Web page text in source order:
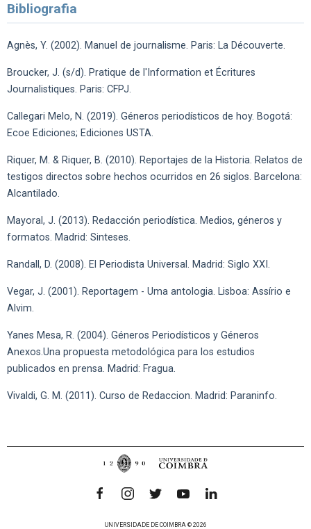
Bibliografia
Agnès, Y. (2002). Manuel de journalisme. Paris: La Découverte.
Broucker, J. (s/d). Pratique de l'Information et Écritures
Journalistiques. Paris: CFPJ.
Callegari Melo, N. (2019). Géneros periodísticos de hoy. Bogotá:
Ecoe Ediciones; Ediciones USTA.
Riquer, M. & Riquer, B. (2010). Reportajes de la Historia. Relatos de
testigos directos sobre hechos ocurridos en 26 siglos. Barcelona:
Alcantilado.
Mayoral, J. (2013). Redacción periodística. Medios, géneros y
formatos. Madrid: Sinteses.
Randall, D. (2008). El Periodista Universal. Madrid: Siglo XXI.
Vegar, J. (2001). Reportagem - Uma antologia. Lisboa: Assírio e
Alvim.
Yanes Mesa, R. (2004). Géneros Periodísticos y Géneros
Anexos.Una propuesta metodológica para los estudios
publicados en prensa. Madrid: Fragua.
Vivaldi, G. M. (2011). Curso de Redaccion. Madrid: Paraninfo.
UNIVERSIDADE DE COIMBRA © 2026